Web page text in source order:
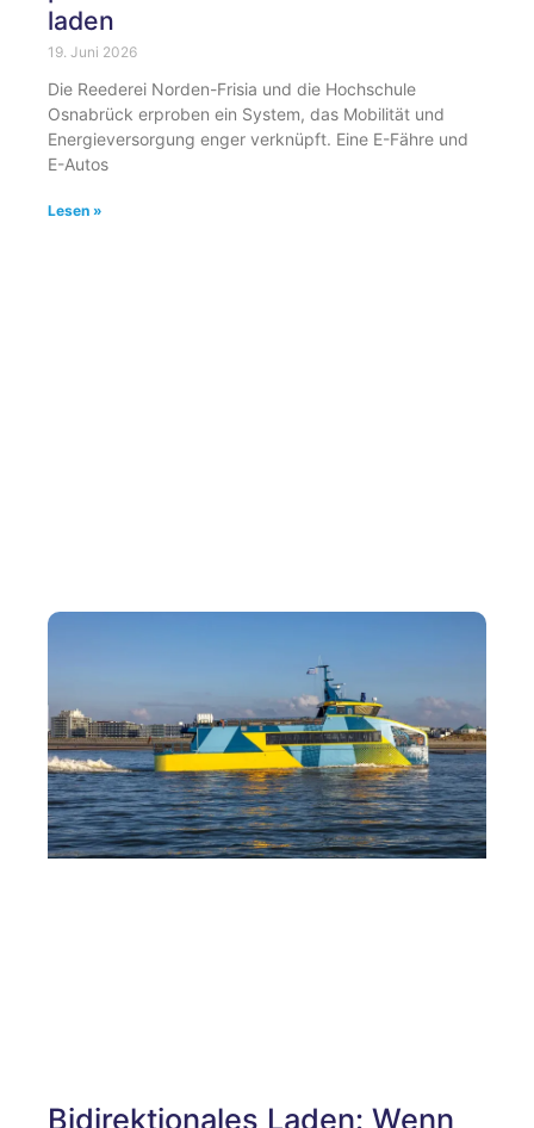
laden
19. Juni 2026
Die Reederei Norden-Frisia und die Hochschule
Osnabrück erproben ein System, das Mobilität und
Energieversorgung enger verknüpft. Eine E-Fähre und
E-Autos
Lesen »
Bidirektionales Laden: Wenn